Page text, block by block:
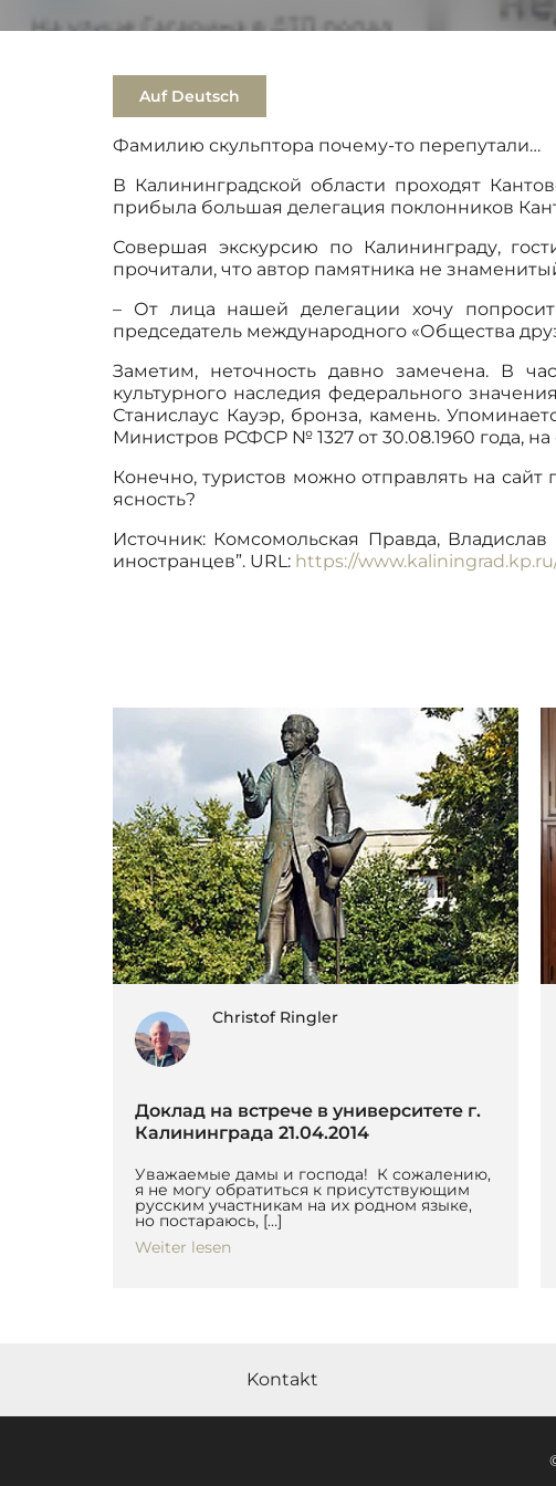
Auf Deutsch
Фамилию скульптора почему-то перепутали…
В Калининградской области проходят
прибыла большая делегация поклонников
Совершая экскурсию по Калининграду,
прочитали, что автор памятника не
– От лица нашей делегации хочу
председатель международного «Общества
Заметим, неточность давно замечена. В
культурного наследия федерального
Станислаус Кауэр, бронза, камень.
Министров РСФСР № 1327 от 30.08.1960 года,
Конечно, туристов можно отправлять на сайт
ясность?
Источник: Комсомольская Правда,
иностранцев”. URL: https://www.kaliningrad.kp.ru/
Christof Ringler
Доклад на встрече в университете г.
Калининграда 21.04.2014
Уважаемые дамы и господа! К сожалению,
я не могу обратиться к присутствующим
русским участникам на их родном языке,
но постараюсь, […]
Weiter lesen
Kontakt